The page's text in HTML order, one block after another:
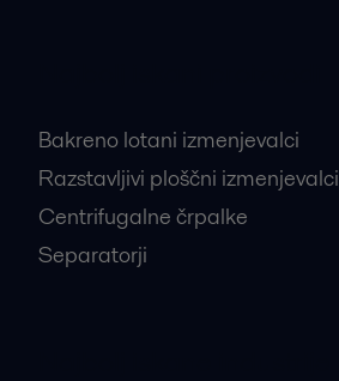
Bakreno lotani izmenjevalci
Razstavljivi ploščni izmenjevalci
Centrifugalne črpalke
Separatorji